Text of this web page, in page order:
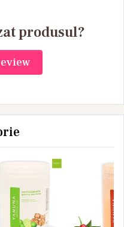
produsul?